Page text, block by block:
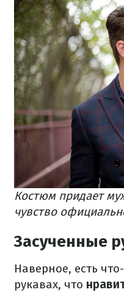
Костюм придает
чувство
Засученные
Наверное, есть
рукавах, что